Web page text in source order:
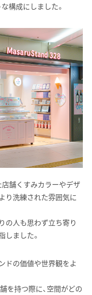
構成にしました。
店舗くすみカラーやデザ
り洗練された雰囲気に
の人も思わず立ち寄り
しました。
ドの価値や世界観をよ
を持つ際に、空間がどの